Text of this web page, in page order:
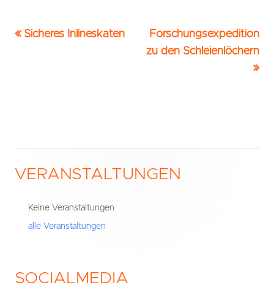
Beitrags-
Vorheriger
Sicheres Inlineskaten
Nächster
Beitrag
Forschungsexpedition
zu den Schleienlöchern
Haupt-
Seitenleiste
VERANSTALTUNGEN
Keine Veranstaltungen
alle Veranstaltungen
SOCIALMEDIA